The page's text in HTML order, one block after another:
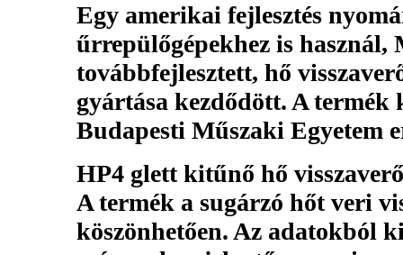
Egy amerikai fejlesztés
űrrepülőgépekhez is használ,
továbbfejlesztett, hő
gyártása kezdődött. A
Budapesti Műszaki Egyetem
HP4 glett kitűnő hő
A termék a sugárzó hőt veri
köszönhetően. Az adatokból